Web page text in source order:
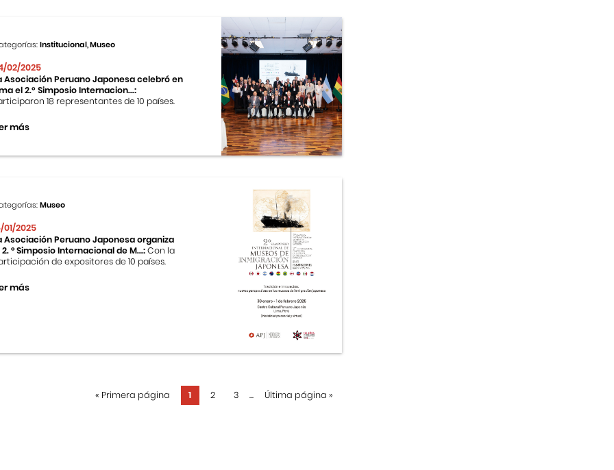
Institucional, Museo
02/2025
Asociación Peruano Japonesa celebró en
el 2.º Simposio Internacion...:
18 representantes de 10 países.
más
Museo
01/2025
Asociación Peruano Japonesa organiza
2. ° Simposio Internacional de M...:Con la
de expositores de 10 países.
más
« Primera página 1 2 3 ... Última página »